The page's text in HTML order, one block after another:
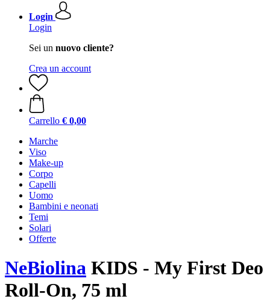
Login
Login
Sei un nuovo cliente?
Crea un account
Carrello € 0,00
Marche
Viso
Make-up
Corpo
Capelli
Uomo
Bambini e neonati
Temi
Solari
Offerte
NeBiolina KIDS - My First Deo
Roll-On, 75 ml